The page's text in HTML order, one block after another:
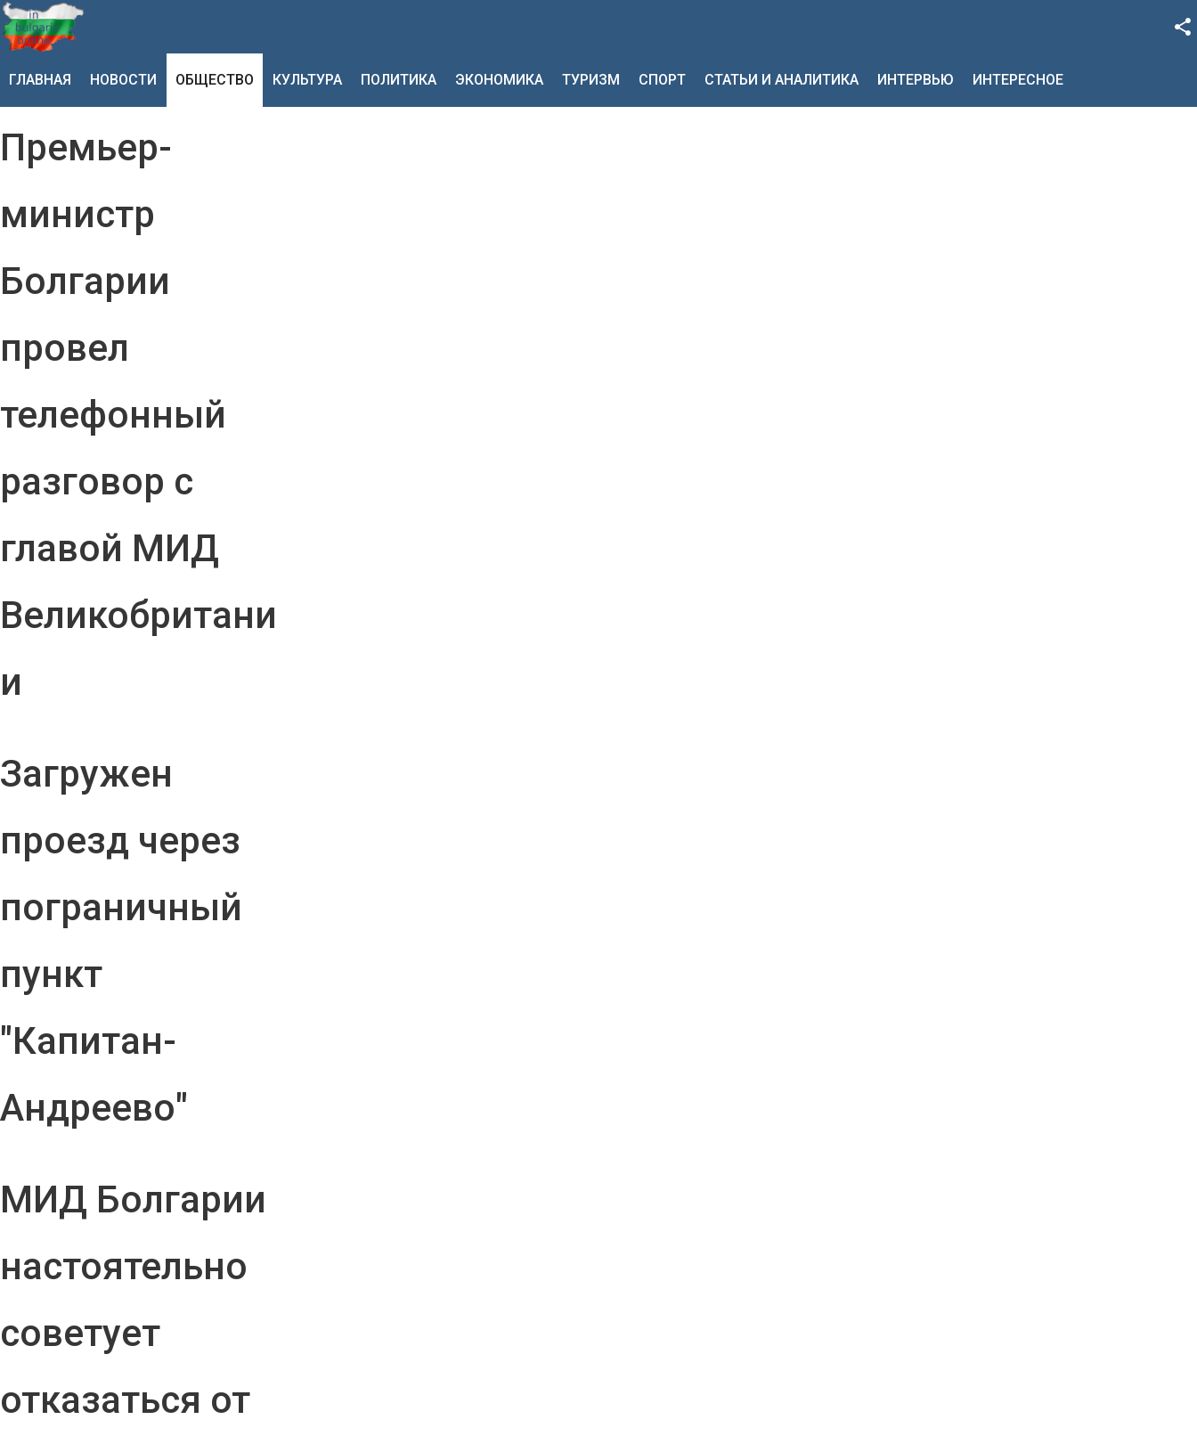
Google+
ГЛАВНАЯ НОВОСТИ ОБЩЕСТВО КУЛЬТУРА ПОЛИТИКА ЭКОНОМИКА ТУРИЗМ СПОРТ СТАТЬИ И АНАЛИТИКА ИНТЕРВЬЮ ИНТЕРЕСНОЕ
Премьер-
министр
Болгарии
провел
телефонный
разговор с
главой МИД
Великобритани
и
Загружен
проезд через
пограничный
пункт
"Капитан-
Андреево"
МИД Болгарии
настоятельно
советует
отказаться от